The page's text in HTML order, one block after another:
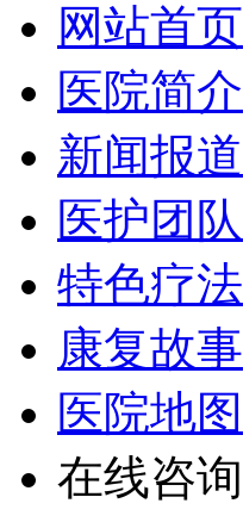
网站首页
医院简介
新闻报道
医护团队
特色疗法
康复故事
医院地图
在线咨询